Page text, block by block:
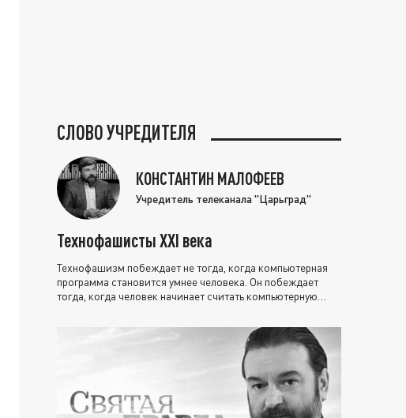
СЛОВО УЧРЕДИТЕЛЯ
КОНСТАНТИН МАЛОФЕЕВ
Учредитель телеканала "Царьград"
Технофашисты XXI века
Технофашизм побеждает не тогда, когда компьютерная
программа становится умнее человека. Он побеждает
тогда, когда человек начинает считать компьютерную